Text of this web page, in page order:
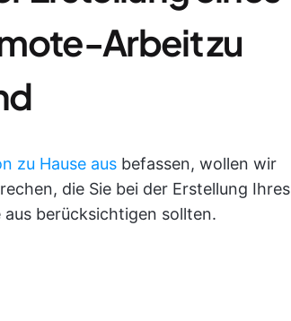
Arbeit zu
zu Hause aus befassen, wollen wir
die Sie bei der Erstellung Ihres
berücksichtigen sollten.